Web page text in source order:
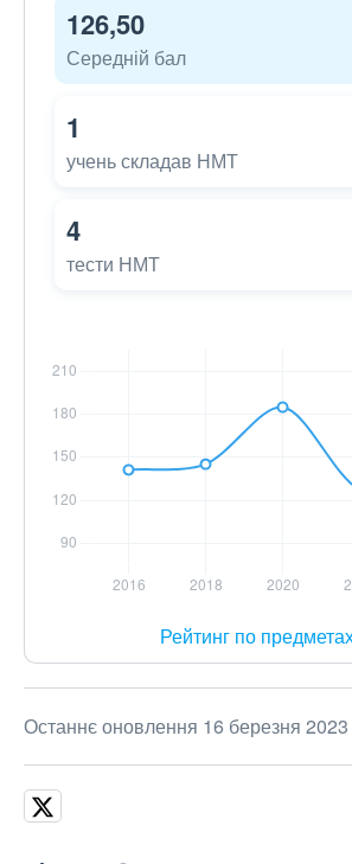
126,50
Середній бал
1
учень складав НМТ
4
тести НМТ
Рейтинг по
Останнє оновлення 16 березня 2023